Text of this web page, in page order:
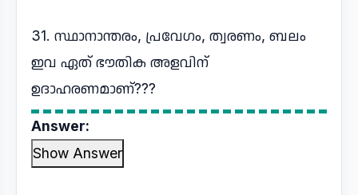
31. സ്ഥാനാന്തരം, പ്രവേഗം, ത്വരണം, ബലം
ഇവ ഏത് ഭൗതിക അളവിന്
ഉദാഹരണമാണ്???
Answer:
Show Answer